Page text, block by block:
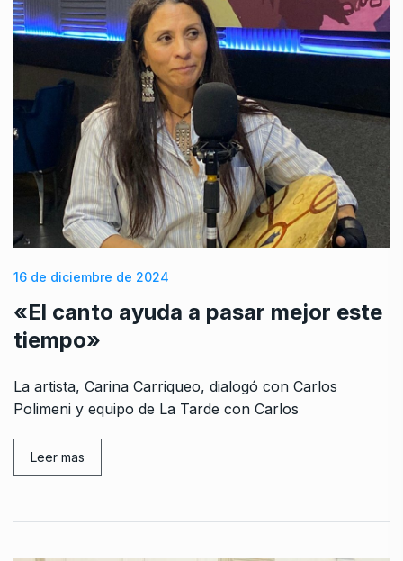
16 de diciembre de 2024
«El canto ayuda a pasar mejor este
tiempo»
La artista, Carina Carriqueo, dialogó con Carlos
Polimeni y equipo de La Tarde con Carlos
Leer mas